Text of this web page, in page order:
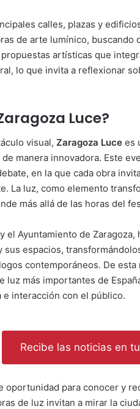
calles, plazas y
de arte lumínico, buscando
artísticas que
lo que invita a reflexionar
Luce?
visual, Zaragoza Luce es
manera innovadora. Este
en la que cada obra
La luz, como elemento
más allá de las horas del
el Ayuntamiento de
sus espacios,
contemporáneos. De esta
luz más importantes de
interacción con el público.
Recibe las noticias en
oportunidad para conocer y
de luz invitan a mirar la